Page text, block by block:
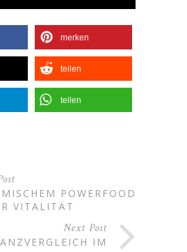
merken
teilen
teilen
POWERFOOD
VITALITÄT
Next Post
IM